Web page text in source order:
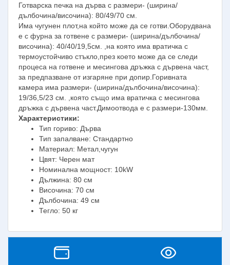
Готварска печка на дърва с размери- (ширина/
дълбочина/височина): 80/49/70 см.
Има чугунен плот,на който може да се готви.Оборудвана
е с фурна за готвене с размери- (ширина/дълбочина/
височина): 40/40/19,5см. ,на която има вратичка с
термоустойчиво стъкло,през което може да се следи
процеса на готвене и месингова дръжка с дървена част,
за предпазване от изгаряне при допир.Горивната
камера има размери- (ширина/дълбочина/височина):
19/36,5/23 см. ,която също има вратичка с месингова
дръжка с дървена част.Димоотвода е с размери-130мм.
Характеристики:
Тип гориво: Дърва
Тип запалване: Стандартно
Материал: Метал,чугун
Цвят: Черен мат
Номинална мощност: 10kW
Дължина: 80 см
Височина: 70 см
Дълбочина: 49 см
Тегло: 50 кг